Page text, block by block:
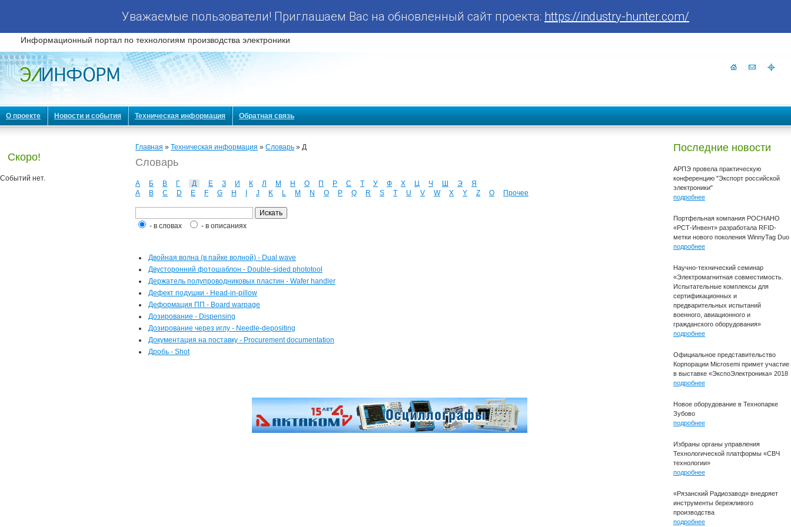
Уважаемые пользователи! Приглашаем Вас на обновленный сайт проекта: https://industry-hunter.com/
Информационный портал по технологиям производства электроники
О проекте Новости и события Техническая информация Обратная связь
Скоро!
Событий нет.
Главная » Техническая информация » Словарь » Д
Словарь
А Б В Г Д Е З И К Л М Н О П Р С Т У Ф Х Ц Ч Ш Э
Я
A
B C D E F G H J K L M N O P Q R S T U V W X Y Z О Прочее
- в словах - в описаниях
Двойная волна (в пайке волной) - Dual wave
Двусторонний фотошаблон - Double-sided phototool
Держатель полупроводниковых пластин - Wafer handler
Дефект подушки - Head-in-pillow
Деформация ПП - Board warpage
Дозирование - Dispensing
Дозирование через иглу - Needle-depositing
Документация на поставку - Procurement documentation
Дробь - Shot
Последние новости
АРПЭ провела практическую
конференцию "Экспорт российской
электроники"
подробнее
Портфельная компания РОСНАНО
«РСТ-Инвент» разработала RFID-
метки нового поколения WinnyTag Duo
подробнее
Научно-технический семинар
«Электромагнитная совместимость.
Испытательные комплексы для
сертификационных и
предварительных испытаний
военного, авиационного и
гражданского оборудования»
подробнее
Официальное представительство
Корпорации Microsemi примет участие
в выставке «ЭкспоЭлектроника» 2018
подробнее
Новое оборудование в Технопарке
Зубово
подробнее
Избраны органы управления
Технологической платформы «СВЧ
технологии»
подробнее
«Рязанский Радиозавод» внедряет
инструменты бережливого
производства
подробнее